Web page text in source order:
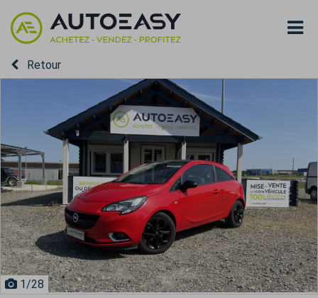
Retour
1/28